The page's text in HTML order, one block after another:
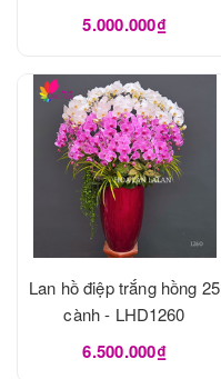
5.000.000₫
Lan hồ điệp trắng hồng 25
cành - LHD1260
6.500.000₫